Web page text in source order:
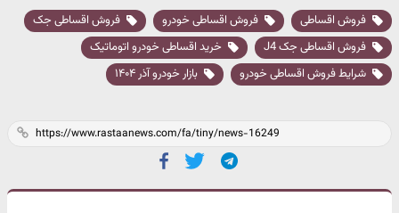
فروش اقساطی فروش اقساطی خودرو
فروش اقساطی جک
فروش اقساطی جک J4
خرید اقساطی خودرو اتوماتیک
شرایط فروش اقساطی خودرو
بازار خودرو آذر ۱۴۰۴